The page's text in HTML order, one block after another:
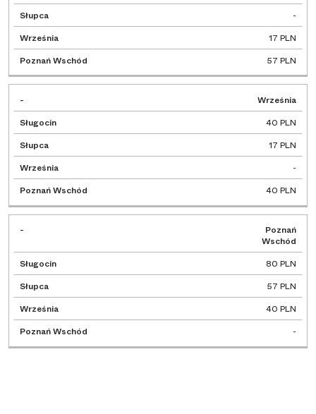
-
17 PLN
57 PLN
Września
40 PLN
17 PLN
-
40 PLN
Poznań
Wschód
80 PLN
57 PLN
40 PLN
-